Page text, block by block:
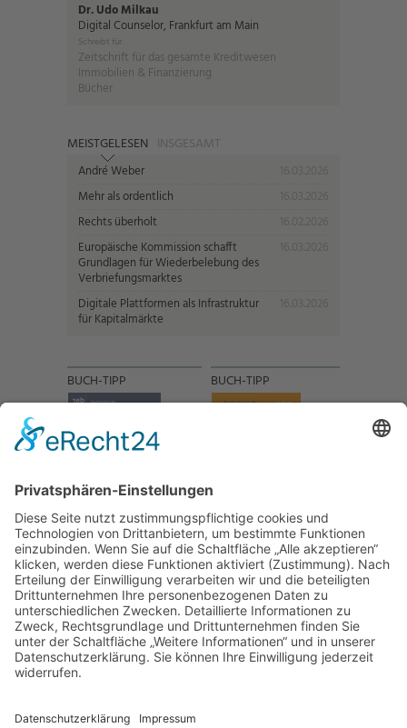
Dr. Udo Milkau
Digital Counselor, Frankfurt am Main
Schreibt für:
Zeitschrift für das gesamte Kreditwesen
Immobilien & Finanzierung
Bücher
MEISTGELESEN INSGESAMT
André Weber
Mehr als ordentlich
Rechts überholt
Europäische Kommission schafft
Grundlagen für Wiederbelebung des
Verbriefungsmarktes
Digitale Plattformen als Infrastruktur
für Kapitalmärkte
BUCH-TIPP BUCH-TIPP